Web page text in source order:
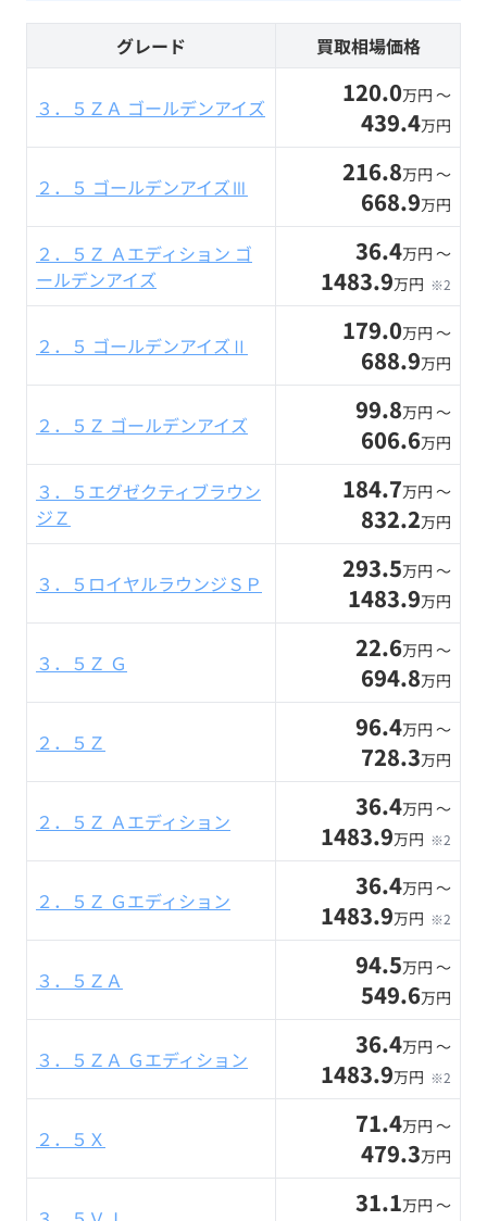
グレード 買取相場価格
３．５ＺＡ ゴールデンアイズ 120.0万円 〜
439.4万円
２．５ ゴールデンアイズⅢ 216.8万円 〜
668.9万円
２．５Ｚ Ａエディション ゴ
ールデンアイズ
36.4万円 〜
1483.9万円 ※2
２．５ ゴールデンアイズⅡ 179.0万円 〜
688.9万円
２．５Ｚ ゴールデンアイズ 99.8万円 〜
606.6万円
３．５エグゼクティブラウン
ジＺ
184.7万円 〜
832.2万円
３．５ロイヤルラウンジＳＰ 293.5万円 〜
1483.9万円
３．５Ｚ Ｇ 22.6万円 〜
694.8万円
２．５Ｚ 96.4万円 〜
728.3万円
２．５Ｚ Ａエディション 36.4万円 〜
1483.9万円 ※2
２．５Ｚ Ｇエディション 36.4万円 〜
1483.9万円 ※2
３．５ＺＡ 94.5万円 〜
549.6万円
３．５ＺＡ Ｇエディション 36.4万円 〜
1483.9万円 ※2
２．５Ｘ 71.4万円 〜
479.3万円
31.1万円 〜